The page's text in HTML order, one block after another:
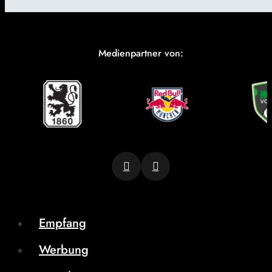
Medienpartner von:
Empfang
Werbung